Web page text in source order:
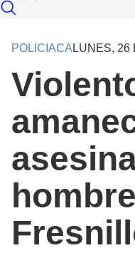
POLICIACA LUNES, 26